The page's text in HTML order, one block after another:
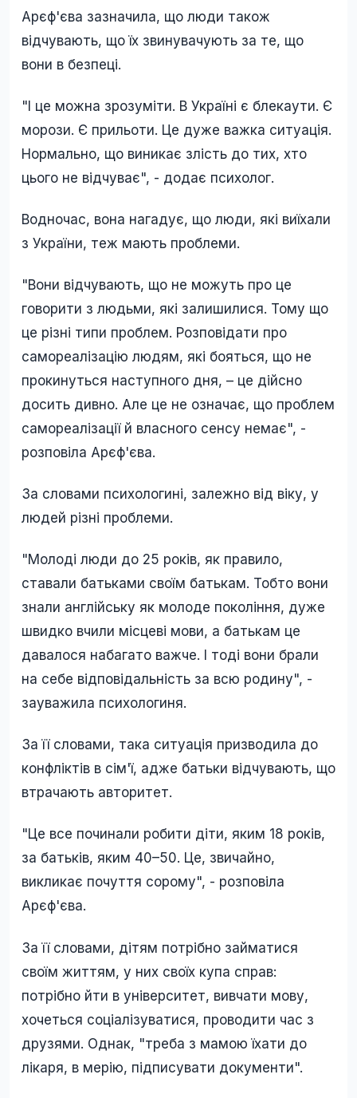
Арєф'єва зазначила, що люди також
відчувають, що їх звинувачують за те, що
вони в безпеці.
"І це можна зрозуміти. В Україні є блекаути. Є
морози. Є прильоти. Це дуже важка ситуація.
Нормально, що виникає злість до тих, хто
цього не відчуває", - додає психолог.
Водночас, вона нагадує, що люди, які виїхали
з України, теж мають проблеми.
"Вони відчувають, що не можуть про це
говорити з людьми, які залишилися. Тому що
це різні типи проблем. Розповідати про
самореалізацію людям, які бояться, що не
прокинуться наступного дня, – це дійсно
досить дивно. Але це не означає, що проблем
самореалізації й власного сенсу немає", -
розповіла Арєф'єва.
За словами психологині, залежно від віку, у
людей різні проблеми.
"Молоді люди до 25 років, як правило,
ставали батьками своїм батькам. Тобто вони
знали англійську як молоде покоління, дуже
швидко вчили місцеві мови, а батькам це
давалося набагато важче. І тоді вони брали
на себе відповідальність за всю родину", -
зауважила психологиня.
За її словами, така ситуація призводила до
конфліктів в сім'ї, адже батьки відчувають, що
втрачають авторитет.
"Це все починали робити діти, яким 18 років,
за батьків, яким 40–50. Це, звичайно,
викликає почуття сорому", - розповіла
Арєф'єва.
За її словами, дітям потрібно займатися
своїм життям, у них своїх купа справ:
потрібно йти в університет, вивчати мову,
хочеться соціалізуватися, проводити час з
друзями. Однак, "треба з мамою їхати до
лікаря, в мерію, підписувати документи".